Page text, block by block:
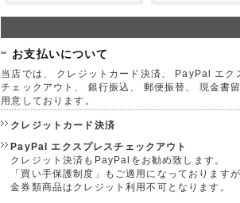
お支払いについて
当店では、 クレジットカード決済、 PayPal エク
チェックアウト、 銀行振込、 郵便振替、 現金書
用意しております。
クレジットカード決済
PayPal エクスプレスチェックアウト
クレジット決済もPayPalをお勧め致します。
「買い手保護制度」もご適用になっておりますが
金券類商品はクレジット利用不可となります。